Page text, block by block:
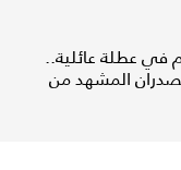
في عطلة عائلية..
المشهد من